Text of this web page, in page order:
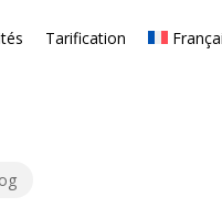
Tarification